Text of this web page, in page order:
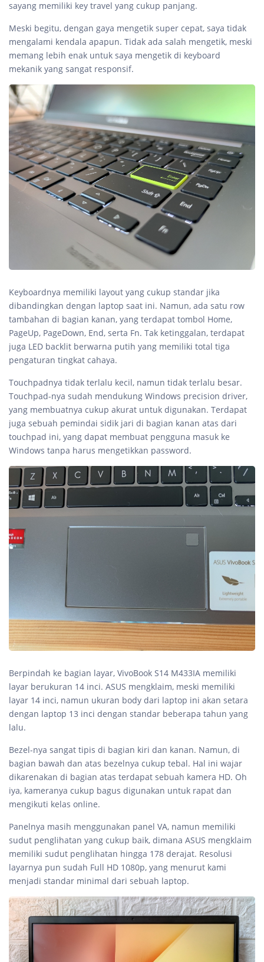
sayang memiliki key travel yang cukup panjang.
Meski begitu, dengan gaya mengetik super cepat, saya tidak
mengalami kendala apapun. Tidak ada salah mengetik, meski
memang lebih enak untuk saya mengetik di keyboard
mekanik yang sangat responsif.
Keyboardnya memiliki layout yang cukup standar jika
dibandingkan dengan laptop saat ini. Namun, ada satu row
tambahan di bagian kanan, yang terdapat tombol Home,
PageUp, PageDown, End, serta Fn. Tak ketinggalan, terdapat
juga LED backlit berwarna putih yang memiliki total tiga
pengaturan tingkat cahaya.
Touchpadnya tidak terlalu kecil, namun tidak terlalu besar.
Touchpad-nya sudah mendukung Windows precision driver,
yang membuatnya cukup akurat untuk digunakan. Terdapat
juga sebuah pemindai sidik jari di bagian kanan atas dari
touchpad ini, yang dapat membuat pengguna masuk ke
Windows tanpa harus mengetikkan password.
Berpindah ke bagian layar, VivoBook S14 M433IA memiliki
layar berukuran 14 inci. ASUS mengklaim, meski memiliki
layar 14 inci, namun ukuran body dari laptop ini akan setara
dengan laptop 13 inci dengan standar beberapa tahun yang
lalu.
Bezel-nya sangat tipis di bagian kiri dan kanan. Namun, di
bagian bawah dan atas bezelnya cukup tebal. Hal ini wajar
dikarenakan di bagian atas terdapat sebuah kamera HD. Oh
iya, kameranya cukup bagus digunakan untuk rapat dan
mengikuti kelas online.
Panelnya masih menggunakan panel VA, namun memiliki
sudut penglihatan yang cukup baik, dimana ASUS mengklaim
memiliki sudut penglihatan hingga 178 derajat. Resolusi
layarnya pun sudah Full HD 1080p, yang menurut kami
menjadi standar minimal dari sebuah laptop.